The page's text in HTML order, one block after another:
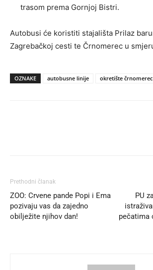
trasom prema Gornjoj Bistri.
Autobusi će koristiti stajališta Prilaz
Zagrebačkoj cesti te Črnomerec u
OZNAKE autobusne linije okretište črnomerec
Prethodni članak
ZOO: Crvene pande Popi i Ema
pozivaju vas da zajedno
obilježite njihov dan!
PU
pečatima